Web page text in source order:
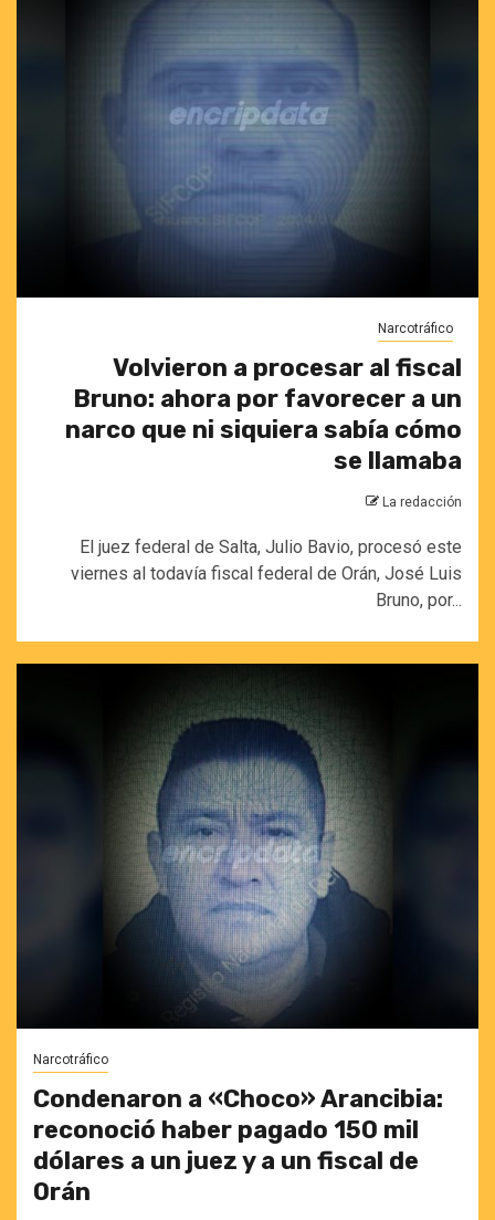
Narcotráfico
Volvieron a procesar al fiscal
Bruno: ahora por favorecer a un
narco que ni siquiera sabía cómo
se llamaba
La redacción
El juez federal de Salta, Julio Bavio, procesó este
viernes al todavía fiscal federal de Orán, José Luis
Bruno, por...
Narcotráfico
Condenaron a «Choco» Arancibia:
reconoció haber pagado 150 mil
dólares a un juez y a un fiscal de
Orán